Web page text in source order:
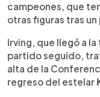
campeones, que
otras figuras tras
Irving, que llegó a
partido seguido,
alta de la
regreso del estelar